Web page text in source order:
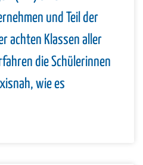
und Teil der
achten Klassen aller
die Schülerinnen
wie es